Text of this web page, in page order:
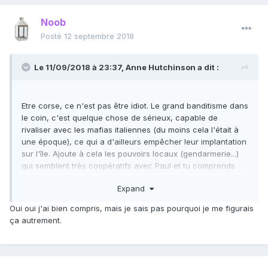
Noob
Posté 12 septembre 2018
Le 11/09/2018 à 23:37, Anne Hutchinson a dit :
Etre corse, ce n'est pas être idiot. Le grand banditisme dans
le coin, c'est quelque chose de sérieux, capable de
rivaliser avec les mafias italiennes (du moins cela l'était à
une époque), ce qui a d'ailleurs empêcher leur implantation
sur l'île. Ajoute à cela les pouvoirs locaux (gendarmerie...)
qui semblent très coopératifs avec Paul et tu comprends
quelque chose. C'est comme les loups, tu peux être un
la posture de soumission.
Expand
Oui oui j'ai bien compris, mais je sais pas pourquoi je me figurais
ça autrement.